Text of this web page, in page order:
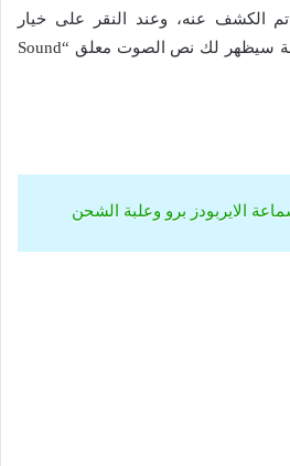
الكشف عنه، وعند النقر على خيار
تشغيل الصوت على السماعة سيظهر لك نص الصوت معلق “Sound
الايربودز برو وعلبة الشحن